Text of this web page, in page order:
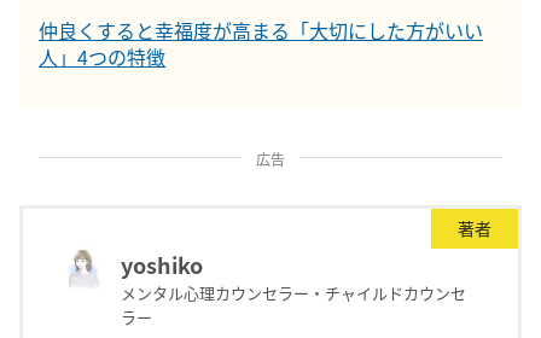
仲良くすると幸福度が高まる「大切にした方がいい
人」4つの特徴
広告
著者
yoshiko
メンタル心理カウンセラー・チャイルドカウンセ
ラー